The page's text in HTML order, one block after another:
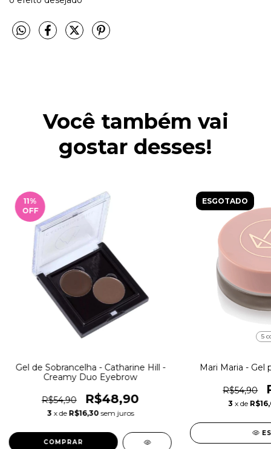
Você também vai
gostar desses!
11%
OFF
Gel de Sobrancelha - Catharine Hill -
Creamy Duo Eyebrow
R$54,90 R$48,90
3 x de R$16,30 sem juros
ESGOTADO
5
Mari Maria - Gel
R$54,90
3 x de